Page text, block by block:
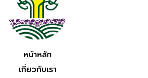
หน้าหลัก
เกี่ยวกับเรา